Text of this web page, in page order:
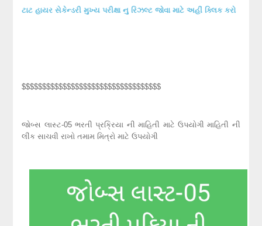
ટાટ હાયર સેકેન્ડરી મુખ્ય પરીક્ષા નુ રિઝલ્ટ જોવા માટે અહીં ક્લિક કરો
$$$$$$$$$$$$$$$$$$$$$$$$$$$$$$$$$$
જોબ્સ લાસ્ટ-05 ભરતી પ્રક્રિયા ની માહિતી માટે ઉપયોગી માહિતી ની
લીંક સાચવી રાખો તમામ મિત્રો માટે ઉપયોગી